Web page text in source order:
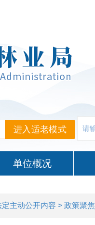
进入适老模式
单位概况
定主动公开内容 > 政策聚焦